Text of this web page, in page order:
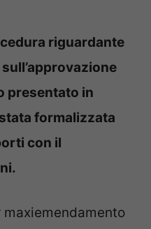
riguardante
presentato in
formalizzata
con il